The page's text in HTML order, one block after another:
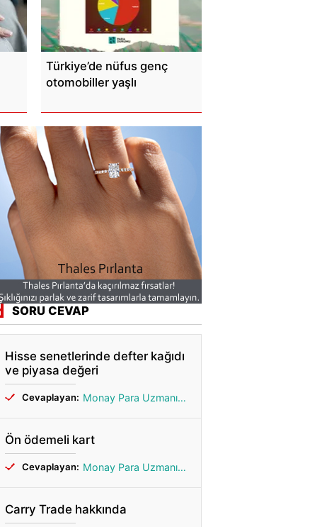
Türkiye’de nüfus genç
otomobiller yaşlı
SORU CEVAP
Hisse senetlerinde defter kağıdı
ve piyasa değeri
Cevaplayan: Monay Para Uzmanı Gönül
Ön ödemeli kart
Cevaplayan: Monay Para Uzmanı Gönül
Carry Trade hakkında